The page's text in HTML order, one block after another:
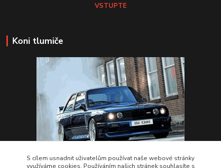
VSTUPTE
Koni tlumiče
S cílem usnadnit uživatelům používat naše webové stránky
využíváme cookies. Používáním našich stránek souhlasíte s